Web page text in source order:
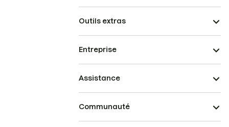
Outils extras
Entreprise
Assistance
Communauté